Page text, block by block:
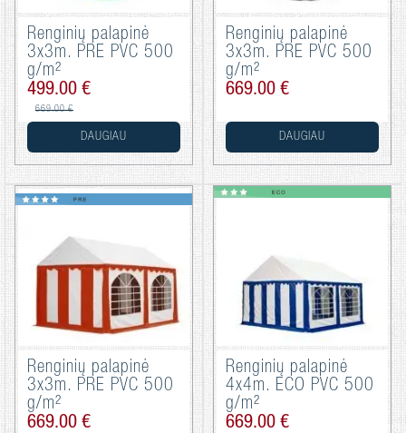
Renginių palapinė
3x3m. PRE PVC 500
g/m²
499.00 €
669.00 €
DAUGIAU
Renginių palapinė
3x3m. PRE PVC 500
g/m²
669.00 €
DAUGIAU
Renginių palapinė
3x3m. PRE PVC 500
g/m²
669.00 €
Renginių palapinė
4x4m. ECO PVC 500
g/m²
669.00 €